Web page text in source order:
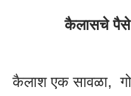
कैलासचे पैसे
कैलाश एक सावळा,